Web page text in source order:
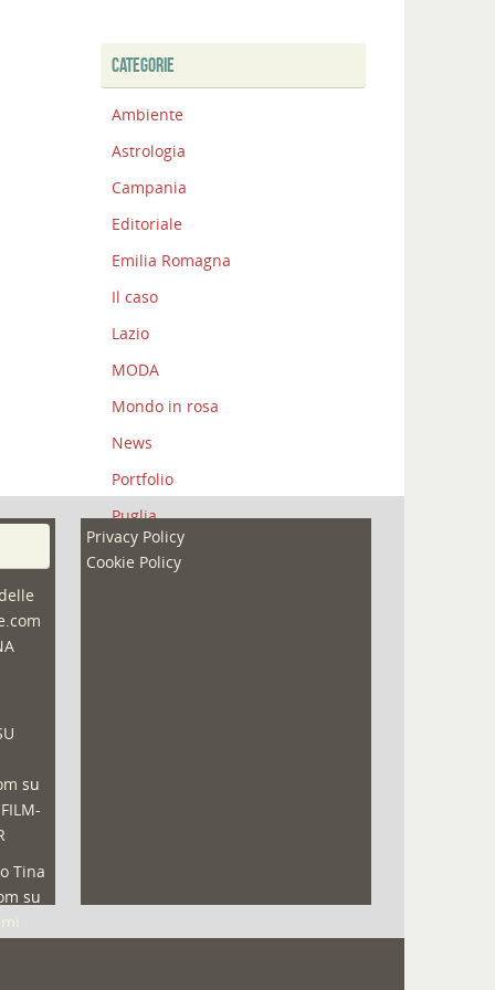
CATEGORIE
Ambiente
Astrologia
Campania
Editoriale
Emilia Romagna
Il caso
Lazio
MODA
Mondo in rosa
News
Portfolio
Puglia
Redazioni
su
Tina
su
Privacy Policy
Cookie Policy